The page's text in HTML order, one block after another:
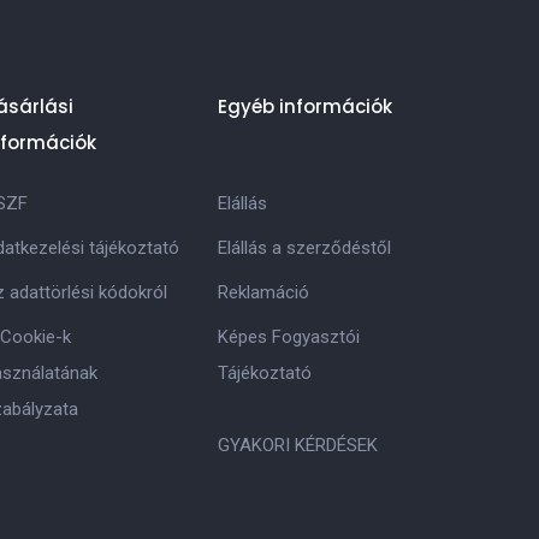
tájékoztató
adattörlési kódokról
k
Egyéb információk
Elállás
Elállás a szerződéstől
Reklamáció
Képes Fogyasztói
Tájékoztató
GYAKORI KÉRDÉSEK